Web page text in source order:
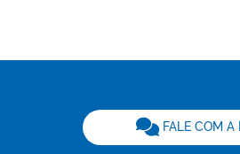
FALE COM A